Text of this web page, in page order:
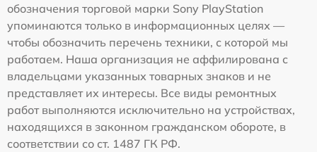
обозначения торговой марки Sony PlayStation
упоминаются только в информационных целях —
чтобы обозначить перечень техники, с которой мы
работаем. Наша организация не аффилирована с
владельцами указанных товарных знаков и не
представляет их интересы. Все виды ремонтных
работ выполняются исключительно на устройствах,
находящихся в законном гражданском обороте, в
соответствии со ст. 1487 ГК РФ.